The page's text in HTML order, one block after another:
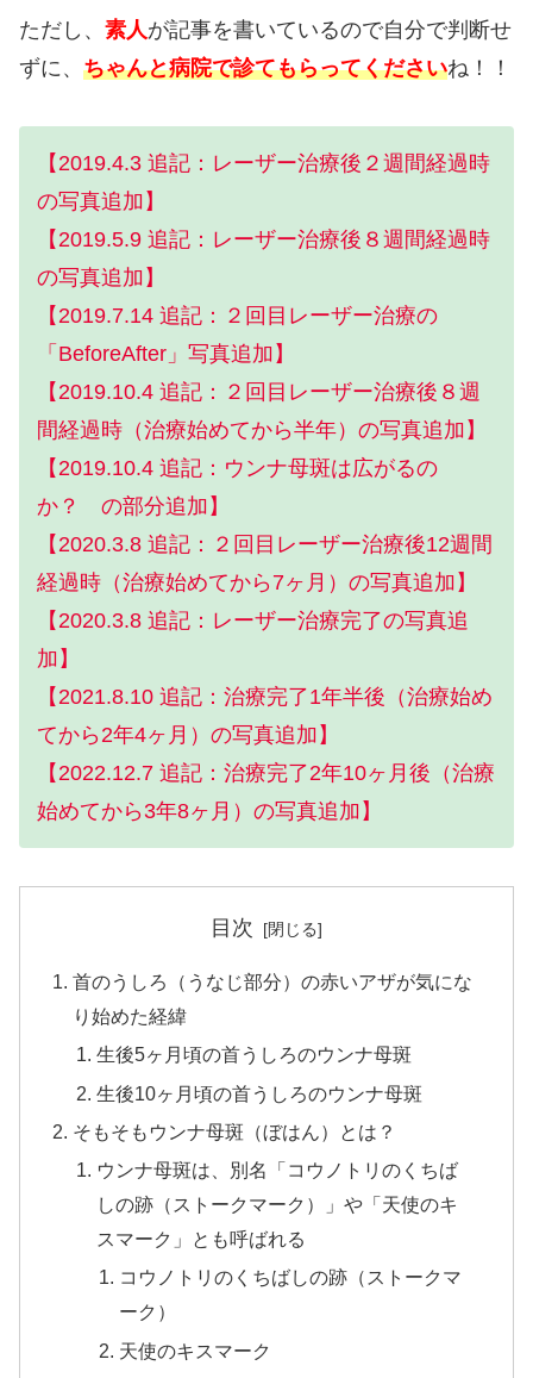
ただし、 素人が記事を書いているので自分で判断せ
ずに、 ちゃんと病院で診てもらってくださいね！！
【2019.4.3 追記：レーザー治療後２週間経過時
の写真追加】
【2019.5.9 追記：レーザー治療後８週間経過時
の写真追加】
【2019.7.14 追記：２回目レーザー治療の
「BeforeAfter」写真追加】
【2019.10.4 追記：２回目レーザー治療後８週
間経過時（治療始めてから半年）の写真追加】
【2019.10.4 追記：ウンナ母斑は広がるの
か？ の部分追加】
【2020.3.8 追記：２回目レーザー治療後12週間
経過時（治療始めてから7ヶ月）の写真追加】
【2020.3.8 追記：レーザー治療完了の写真追
加】
【2021.8.10 追記：治療完了1年半後（治療始め
てから2年4ヶ月）の写真追加】
【2022.12.7 追記：治療完了2年10ヶ月後（治療
始めてから3年8ヶ月）の写真追加】
目次
首のうしろ（うなじ部分）の赤いアザが気にな
り始めた経緯
生後5ヶ月頃の首うしろのウンナ母斑
生後10ヶ月頃の首うしろのウンナ母斑
そもそもウンナ母斑（ぼはん）とは？
ウンナ母斑は、別名「コウノトリのくちば
しの跡（ストークマーク）」や「天使のキ
スマーク」とも呼ばれる
コウノトリのくちばしの跡（ストークマ
ーク）
天使のキスマーク